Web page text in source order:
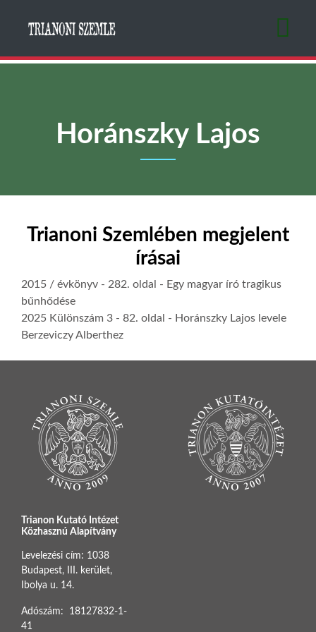
Horánszky Lajos
Trianoni Szemlében megjelent
írásai
2015 / évkönyv - 282. oldal - Egy magyar író tragikus
bűnhődése
2025 Különszám 3 - 82. oldal - Horánszky Lajos levele
Berzeviczy Alberthez
Trianon Kutató Intézet
Közhasznú Alapítvány
Levelezési cím: 1038
Budapest, III. kerület,
Ibolya u. 14.
Adószám: 18127832-1-
41